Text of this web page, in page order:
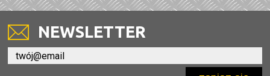
NEWSLETTER